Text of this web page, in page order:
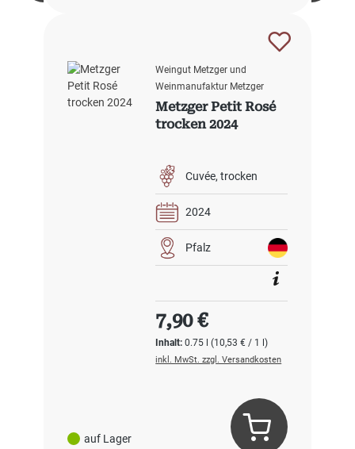
auf Lager
Weingut Metzger und
Weinmanufaktur Metzger
Metzger Petit Rosé
trocken 2024
Cuvée trocken
2024
Pfalz
Inhalt:0.75 l(10,53 € / 1 l)
Regulärer Preis:
7,90 €
inkl. MwSt. zzgl. Versandkosten